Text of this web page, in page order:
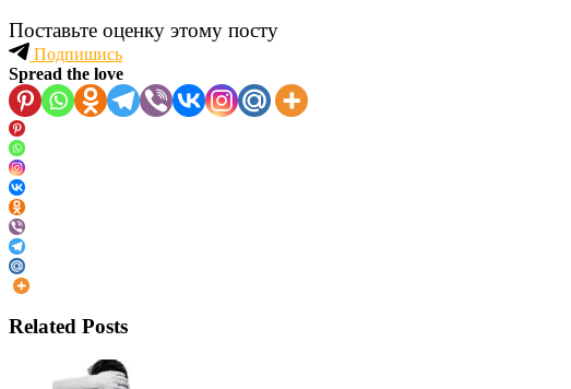
Поставьте оценку этому посту
Подпишись
Spread the love
Related Posts